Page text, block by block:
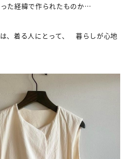
た経緯で作られたものか…
、着る人にとって、 暮らしが心地